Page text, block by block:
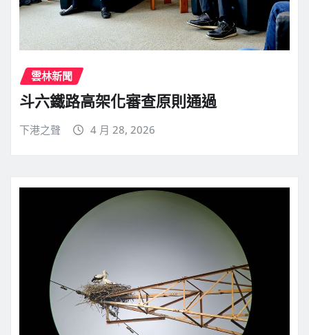
雲林新聞
斗六鐵路高架化審查原則通過
下港之聲 4 月 28, 2026